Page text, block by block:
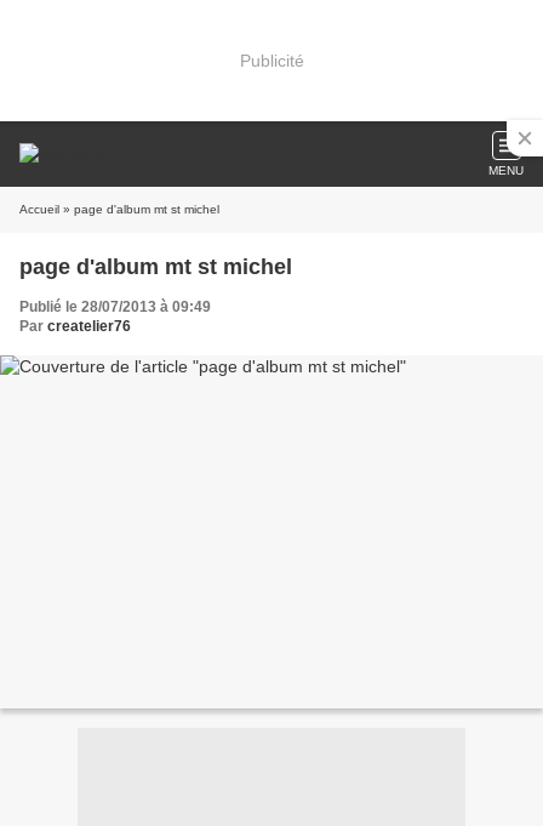
Publicité
MENU
Accueil » page d'album mt st michel
page d'album mt st michel
Publié le 28/07/2013 à 09:49
Par createlier76